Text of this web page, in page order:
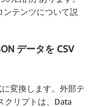
テンツについて説
データを CSV
変換します。外部テ
クリプトは、Data